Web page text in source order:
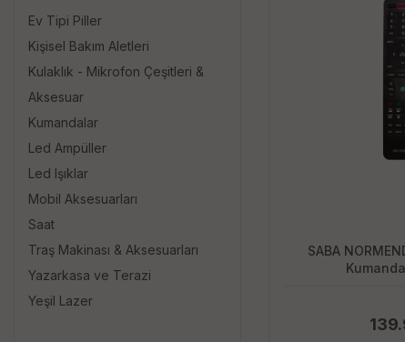
Ev Tipi Piller
Kişisel Bakım Aletleri
Kulaklık - Mikrofon Çeşitleri &
Aksesuar
Kumandalar
Led Ampüller
Led Işıklar
Mobil Aksesuarları
Saat
Traş Makinası & Aksesuarları
Yazarkasa ve Terazi
Yeşil Lazer
SABA NORMENDE ONVO